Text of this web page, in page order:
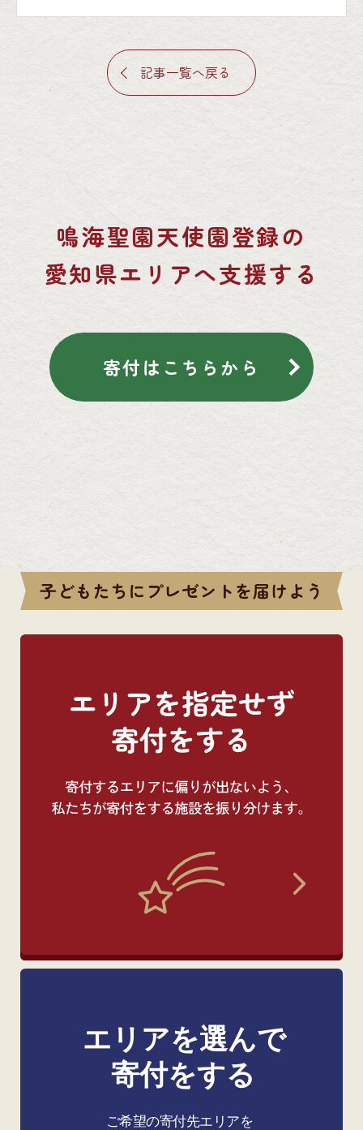
記事一覧へ戻る
鳴海聖園天使園登録の
愛知県エリアへ支援する
寄付はこちらから